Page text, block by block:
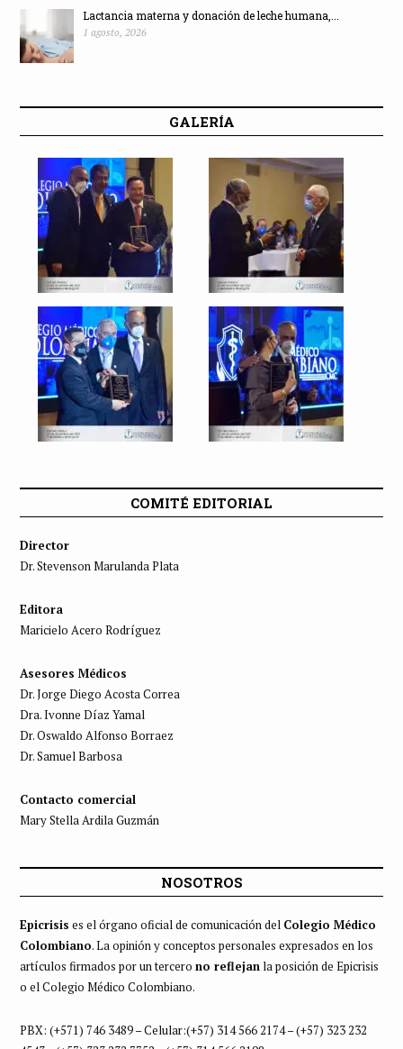
Lactancia materna y donación de leche humana,...
1 agosto, 2026
GALERÍA
COMITÉ EDITORIAL
Director
Dr. Stevenson Marulanda Plata
Editora
Maricielo Acero Rodríguez
Asesores Médicos
Dr. Jorge Diego Acosta Correa
Dra. Ivonne Díaz Yamal
Dr. Oswaldo Alfonso Borraez
Dr. Samuel Barbosa
Contacto comercial
Mary Stella Ardila Guzmán
NOSOTROS
Epicrisis es el órgano oficial de comunicación del Colegio Médico
Colombiano. La opinión y conceptos personales expresados en los
artículos firmados por un tercero no reflejanla posición de Epicrisis
o el Colegio Médico Colombiano.
PBX: (+571) 746 3489 – Celular:(+57) 314 566 2174 – (+57) 323 232